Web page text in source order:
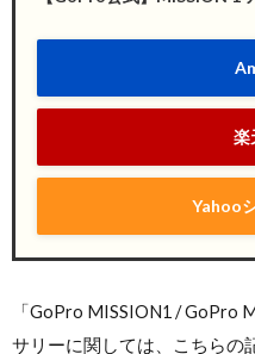
楽
Yahoo
「GoPro MISSION1 / GoPro
サリーに関しては、こちらの